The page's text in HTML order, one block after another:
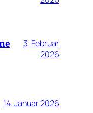
3. Februar
2026
14. Januar 2026